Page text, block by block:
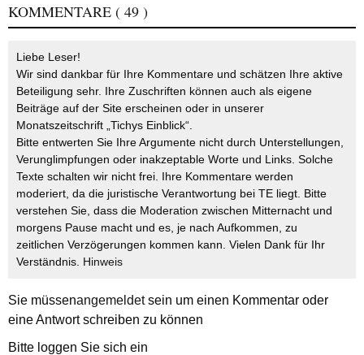
KOMMENTARE ( 49 )
Liebe Leser!
Wir sind dankbar für Ihre Kommentare und schätzen Ihre aktive
Beteiligung sehr. Ihre Zuschriften können auch als eigene
Beiträge auf der Site erscheinen oder in unserer
Monatszeitschrift „Tichys Einblick“.
Bitte entwerten Sie Ihre Argumente nicht durch Unterstellungen,
Verunglimpfungen oder inakzeptable Worte und Links. Solche
Texte schalten wir nicht frei. Ihre Kommentare werden
moderiert, da die juristische Verantwortung bei TE liegt. Bitte
verstehen Sie, dass die Moderation zwischen Mitternacht und
morgens Pause macht und es, je nach Aufkommen, zu
zeitlichen Verzögerungen kommen kann. Vielen Dank für Ihr
Verständnis. Hinweis
Sie müssenangemeldetsein um einen Kommentar oder
eine Antwort schreiben zu können
Bitte loggen Sie sich ein